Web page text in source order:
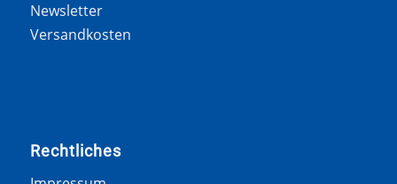
Newsletter
Versandkosten
Rechtliches